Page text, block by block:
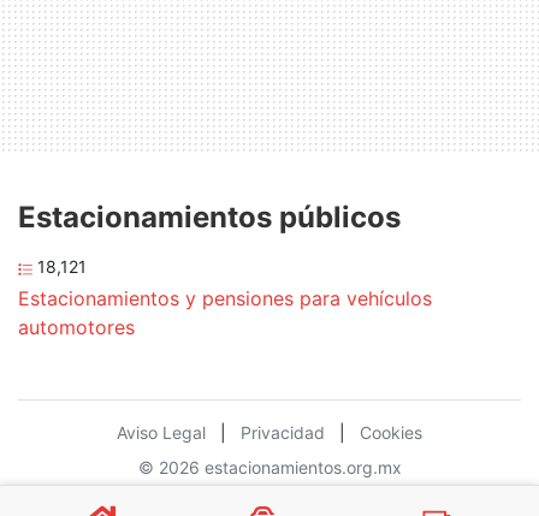
Estacionamientos públicos
18,121
Estacionamientos y pensiones para vehículos
automotores
Aviso Legal Privacidad
Cookies
© 2026 estacionamientos.org.mx